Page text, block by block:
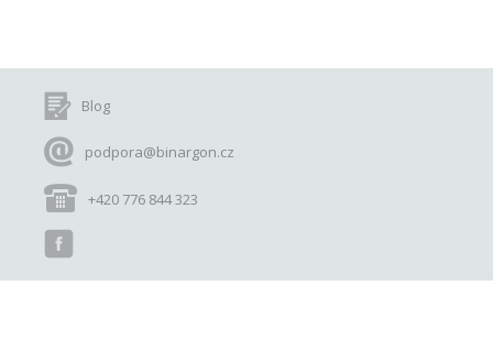
Blog
podpora@binargon.cz
+420 776 844 323